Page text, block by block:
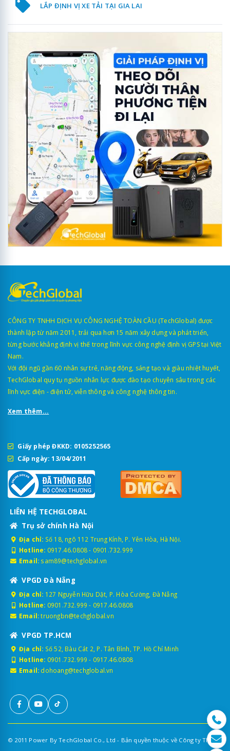
LẮP ĐỊNH VỊ XE TẢI TẠI GIA LAI
CÔNG TY TNHH DỊCH VỤ CÔNG NGHỆ TOÀN CẦU (TechGlobal) được
thành lập từ năm 2011, trải qua hơn 15 năm xây dựng và phát triển,
từng bước khẳng định vị thế trong lĩnh vực công nghệ định vị GPS tại Việt
Nam.
Với đội ngũ gần 60 nhân sự trẻ, năng động, sáng tạo và giàu nhiệt huyết,
TechGlobal quy tụ nguồn nhân lực được đào tạo chuyên sâu trong các
lĩnh vực điện - điện tử, viễn thông và công nghệ thông tin.
Xem thêm...
Giấy phép ĐKKD: 0105252565
Cấp ngày: 13/04/2011
LIÊN HỆ TECHGLOBAL
Trụ sở chính Hà Nội
Địa chỉ: Số 18, ngõ 112 Trung Kính, P. Yên Hòa, Hà Nội.
Hotline: 0917.46.0808- 0901.732.999
Email: sam89@techglobal.vn
VPGD Đà Nẵng
Địa chỉ: 127 Nguyễn Hữu Dật, P. Hòa Cường, Đà Nẵng
Hotline: 0901.732.999 - 0917.46.0808
Email: truongbn@techglobal.vn
VPGD TP.HCM
Địa chỉ: Số 52, Bàu Cát 2, P. Tân Bình, TP. Hồ Chí Minh
Hotline: 0901.732.999 - 0917.46.0808
Email: dohoang@techglobal.vn
© 2011 Power By TechGlobal Co., Ltd - Bản quyền thuộc về Công ty TNHH